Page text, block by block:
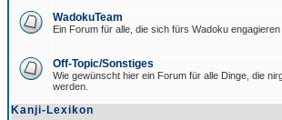
WadokuTeam
Ein Forum für alle, die sich fürs Wadoku
Off-Topic/Sonstiges
Wie gewünscht hier ein Forum für alle Dinge, die
werden.
Kanji-Lexikon